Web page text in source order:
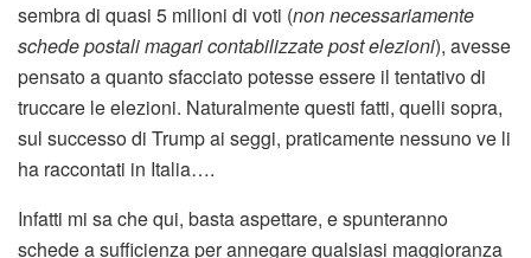
sembra di quasi 5 milioni di voti (non necessariamente
schede postali magari contabilizzate post elezioni), avesse
pensato a quanto sfacciato potesse essere il tentativo di
truccare le elezioni. Naturalmente questi fatti, quelli sopra,
sul successo di Trump ai seggi, praticamente nessuno ve li
ha raccontati in Italia….
Infatti mi sa che qui, basta aspettare, e spunteranno
schede a sufficienza per annegare qualsiasi maggioranza